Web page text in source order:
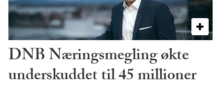
DNB Næringsmegling økte
underskuddet til 45 millioner